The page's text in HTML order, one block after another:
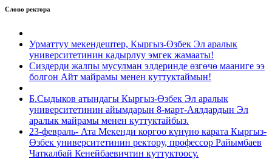
Слово ректора
Урматтуу мекендештер, Кыргыз-Өзбек Эл аралык
университетинин кадырлуу эмгек жамааты!
Сиздерди жалпы мусулман элдеринде өзгөчө мааниге ээ
болгон Айт майрамы менен куттуктаймын!
Б.Сыдыков атындагы Кыргыз-Өзбек Эл аралык
университетинин айымдарын 8-март-Аялдардын Эл
аралык майрамы менен куттуктайбыз.
23-февраль- Ата Мекенди коргоо күнүнө карата Кыргыз-
Өзбек университетинин ректору, профессор Райымбаев
Чаткалбай Кенейбаевичтин куттуктоосу.